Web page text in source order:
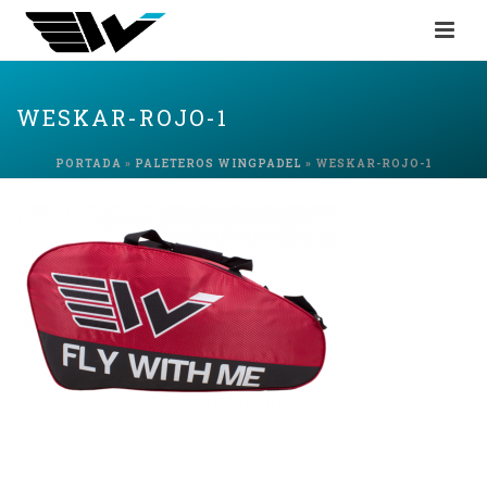
WESKAR-ROJO-1
PORTADA » PALETEROS WINGPADEL » WESKAR-ROJO-1